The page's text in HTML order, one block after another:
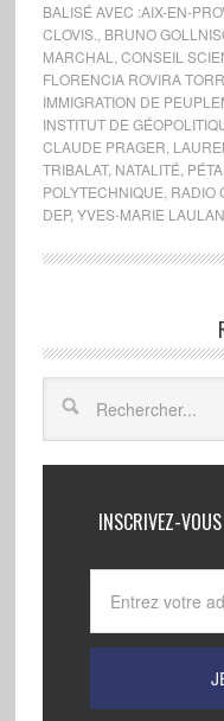
BALISÉ AVEC :AIX-EN-
CLOVIS. BRUNO
MARCHAL
CONSEIL
FLORENCIA ROVIRA
IMMIGRATION DE
INSTITUT DE
CLAUDE PRAGER
TRIBALAT, NATALITÉ
POLYTECHNIQUE RADIO
DEP, YVES-MARIE LAULAN
INSCRIVEZ-